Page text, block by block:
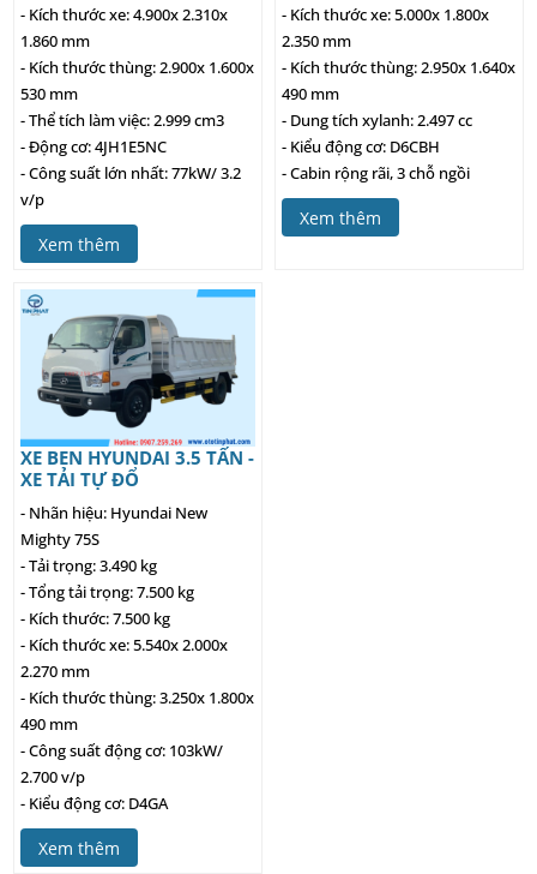
- Kích thước xe: 4.900x 2.310x
1.860 mm
- Kích thước thùng: 2.900x 1.600x
530 mm
- Thể tích làm việc: 2.999 cm3
- Động cơ: 4JH1E5NC
- Công suất lớn nhất: 77kW/ 3.2
v/p
Xem thêm
- Kích thước xe: 5.000x 1.800x
2.350 mm
- Kích thước thùng: 2.950x 1.640x
490 mm
- Dung tích xylanh: 2.497 cc
- Kiểu động cơ: D6CBH
- Cabin rộng rãi, 3 chỗ ngồi
Xem thêm
XE BEN HYUNDAI 3.5 TẤN -
XE TẢI TỰ ĐỔ
- Nhãn hiệu: Hyundai New
Mighty 75S
- Tải trọng: 3.490 kg
- Tổng tải trọng: 7.500 kg
- Kích thước: 7.500 kg
- Kích thước xe: 5.540x 2.000x
2.270 mm
- Kích thước thùng: 3.250x 1.800x
490 mm
- Công suất động cơ: 103kW/
2.700 v/p
- Kiểu động cơ: D4GA
Xem thêm